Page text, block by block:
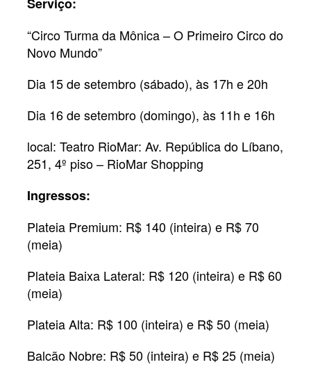
“Circo Turma da Mônica – O Primeiro Circo do
Novo Mundo”
Dia 15 de setembro (sábado), às 17h e 20h
Dia 16 de setembro (domingo), às 11h e 16h
local: Teatro RioMar: Av. República do Líbano,
251, 4º piso – RioMar Shopping
Ingressos:
Plateia Premium: R$ 140 (inteira) e R$ 70
(meia)
Plateia Baixa Lateral: R$ 120 (inteira) e R$ 60
(meia)
Plateia Alta: R$ 100 (inteira) e R$ 50 (meia)
Balcão Nobre: R$ 50 (inteira) e R$ 25 (meia)